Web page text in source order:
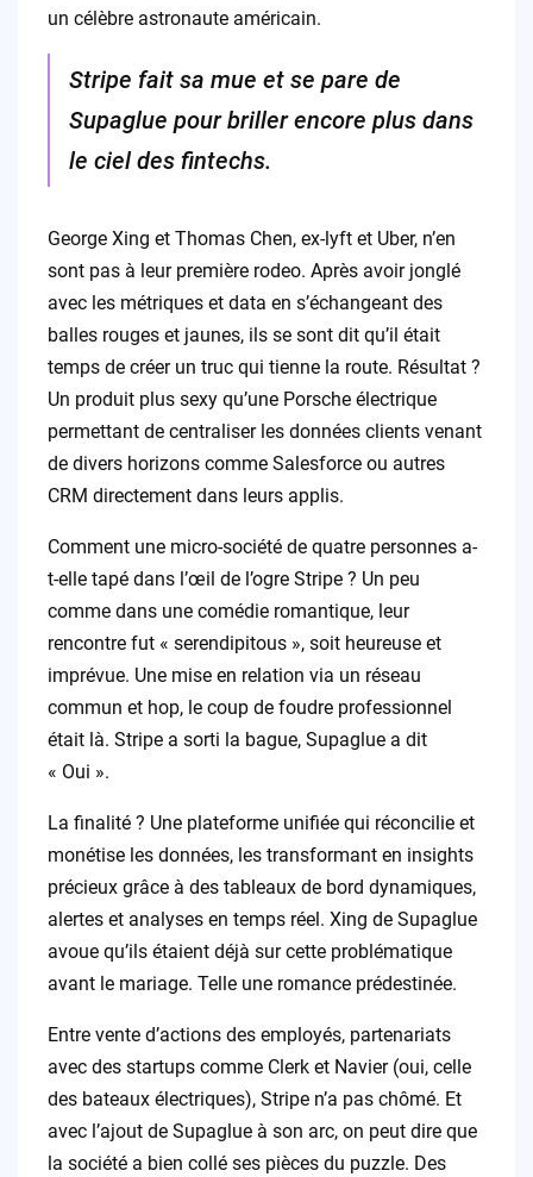
un célèbre astronaute américain.
Stripe fait sa mue et se pare de
Supaglue pour briller encore plus dans
le ciel des fintechs.
George Xing et Thomas Chen, ex-lyft et Uber, n’en
sont pas à leur première rodeo. Après avoir jonglé
avec les métriques et data en s’échangeant des
balles rouges et jaunes, ils se sont dit qu’il était
temps de créer un truc qui tienne la route. Résultat ?
Un produit plus sexy qu’une Porsche électrique
permettant de centraliser les données clients venant
de divers horizons comme Salesforce ou autres
CRM directement dans leurs applis.
Comment une micro-société de quatre personnes a-
t-elle tapé dans l’œil de l’ogre Stripe ? Un peu
comme dans une comédie romantique, leur
rencontre fut « serendipitous », soit heureuse et
imprévue. Une mise en relation via un réseau
commun et hop, le coup de foudre professionnel
était là. Stripe a sorti la bague, Supaglue a dit
« Oui ».
La finalité ? Une plateforme unifiée qui réconcilie et
monétise les données, les transformant en insights
précieux grâce à des tableaux de bord dynamiques,
alertes et analyses en temps réel. Xing de Supaglue
avoue qu’ils étaient déjà sur cette problématique
avant le mariage. Telle une romance prédestinée.
Entre vente d’actions des employés, partenariats
avec des startups comme Clerk et Navier (oui, celle
des bateaux électriques), Stripe n’a pas chômé. Et
avec l’ajout de Supaglue à son arc, on peut dire que
la société a bien collé ses pièces du puzzle. Des